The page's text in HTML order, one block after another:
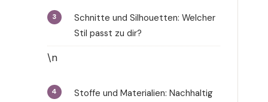
Schnitte und Silhouetten: Welcher
Stil passt zu dir?
\n
Stoffe und Materialien: Nachhaltig